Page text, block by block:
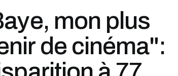
mon plus
de cinéma":